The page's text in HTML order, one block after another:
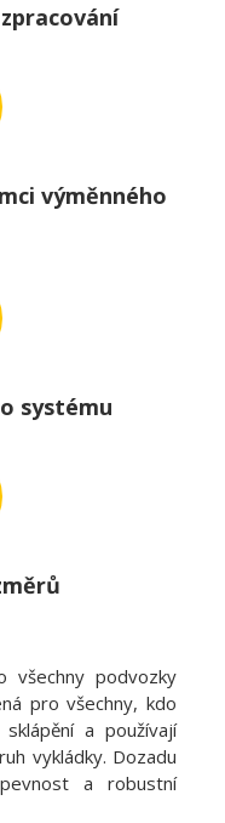
výměnného
systému
všechny podvozky
pro všechny, kdo
a používají
vykládky. Dozadu
a robustní